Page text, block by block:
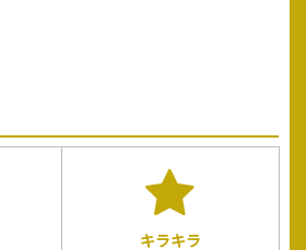
キラキラ